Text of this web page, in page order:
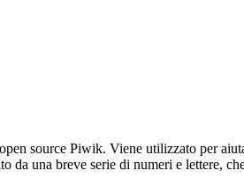
source Piwik. Viene utilizzato per
da una breve serie di numeri e lettere,